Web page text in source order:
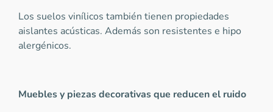
Los suelos vinílicos también tienen propiedades
aislantes acústicas. Además son resistentes e hipo
alergénicos.
Muebles y piezas decorativas que reducen el ruido